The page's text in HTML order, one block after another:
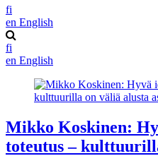
fi
en English
fi
en English
Mikko Koskinen:
toteutus –